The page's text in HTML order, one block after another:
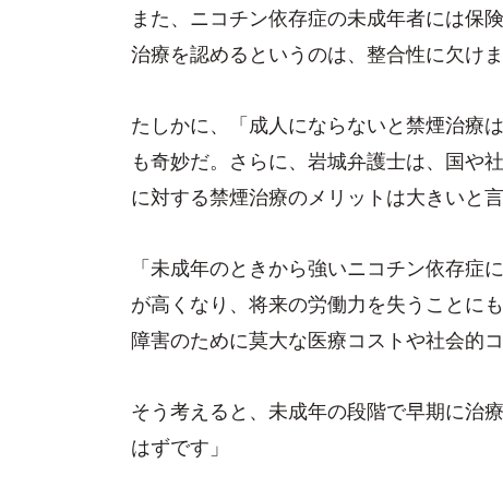
また、ニコチン依存症の未成年者には保
治療を認めるというのは、整合性に欠けま
たしかに、「成人にならないと禁煙治療
も奇妙だ。さらに、岩城弁護士は、国や
に対する禁煙治療のメリットは大きいと言
「未成年のときから強いニコチン依存
が高くなり、将来の労働力を失うことに
障害のために莫大な医療コストや社会的
そう考えると、未成年の段階で早期に治
はずです」